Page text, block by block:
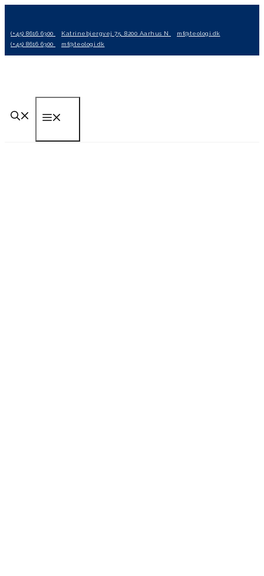
indhold
(+45) 8616 6300 Katrinebjergvej 75, 8200 Aarhus N
mf@teologi.dk
(+45) 8616 6300
mf@teologi.dk